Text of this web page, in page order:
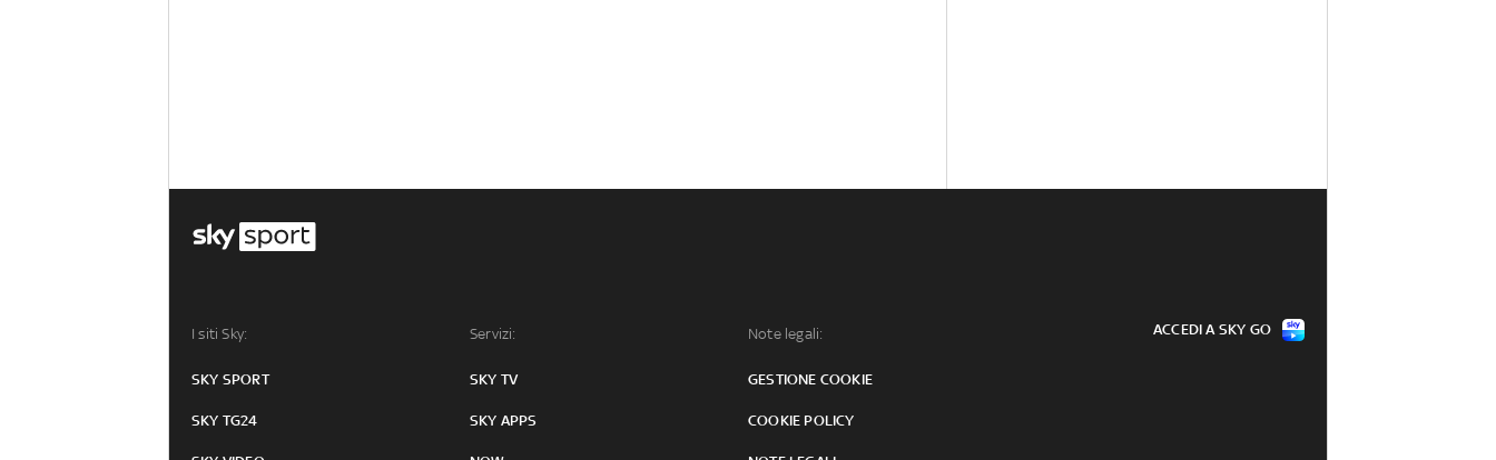
I siti Sky:
SKY SPORT
SKY TG24
Servizi:
SKY TV
SKY APPS
Note legali:
GESTIONE COOKIE
COOKIE POLICY
ACCEDI A SKY GO